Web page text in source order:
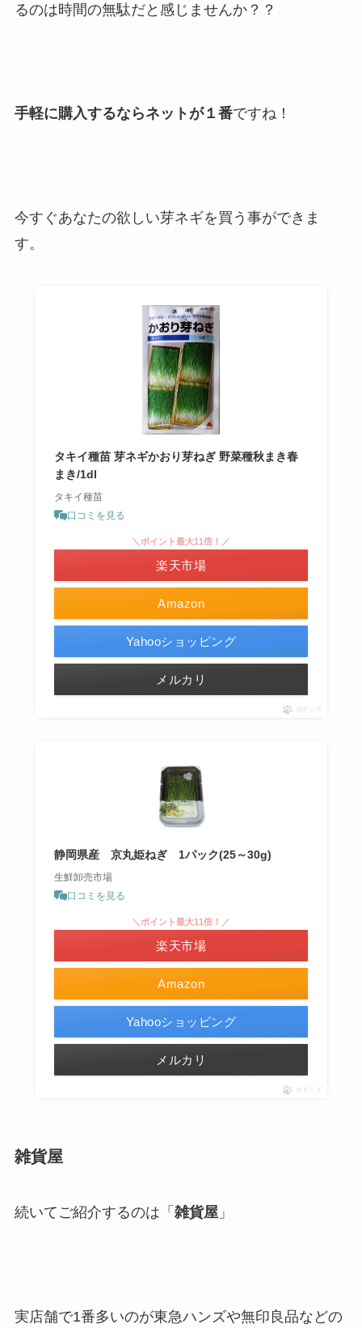
るのは時間の無駄だと感じませんか？？
手軽に購入するならネットが１番ですね！
今すぐあなたの欲しい芽ネギを買う事ができま
す。
タキイ種苗 芽ネギかおり芽ねぎ 野菜種秋まき春
まき/1dl
タキイ種苗
口コミを見る
Amazon
＼ポイント最大11倍！／
楽天市場
Yahooショッピング
メルカリ
ポチップ
静岡県産 京丸姫ねぎ 1パック(25～30g)
生鮮卸売市場
口コミを見る
Amazon
＼ポイント最大11倍！／
楽天市場
Yahooショッピング
メルカリ
ポチップ
雑貨屋
続いてご紹介するのは「 雑貨屋」
実店舗で1番多いのが東急ハンズや無印良品などの